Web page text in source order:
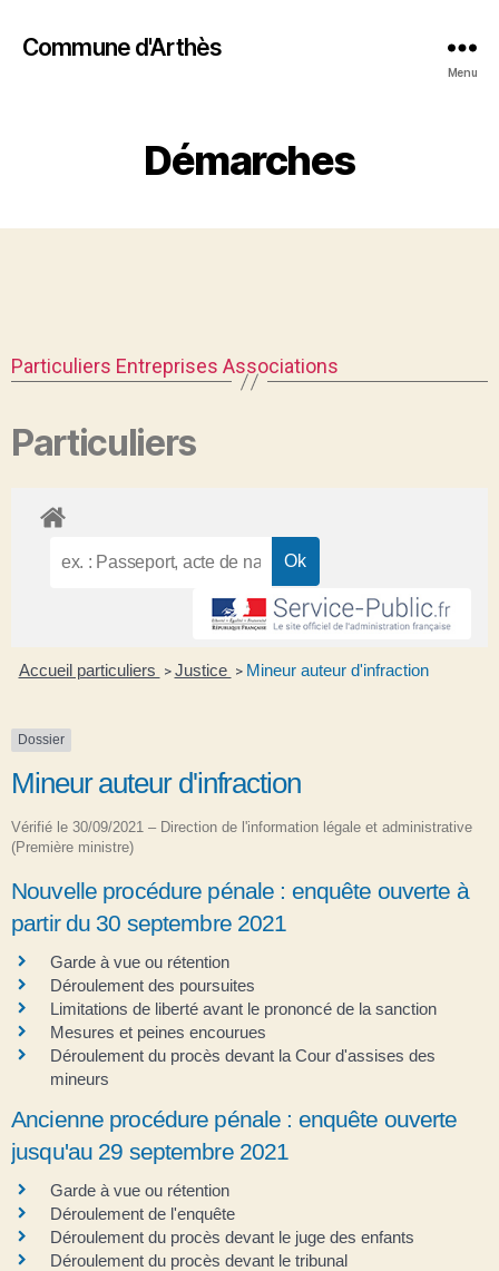
Commune d'Arthès
Menu
Démarches
Particuliers Entreprises Associations
Particuliers
Accueil particuliers > Justice > Mineur auteur d'infraction
Dossier
Mineur auteur d'infraction
Vérifié le 30/09/2021 – Direction de l'information légale et administrative
(Première ministre)
Nouvelle procédure pénale : enquête ouverte à
partir du 30 septembre 2021
Garde à vue ou rétention
Déroulement des poursuites
Limitations de liberté avant le prononcé de la sanction
Mesures et peines encourues
Déroulement du procès devant la Cour d'assises des
mineurs
Ancienne procédure pénale : enquête ouverte
jusqu'au 29 septembre 2021
Garde à vue ou rétention
Déroulement de l'enquête
Déroulement du procès devant le juge des enfants
Déroulement du procès devant le tribunal